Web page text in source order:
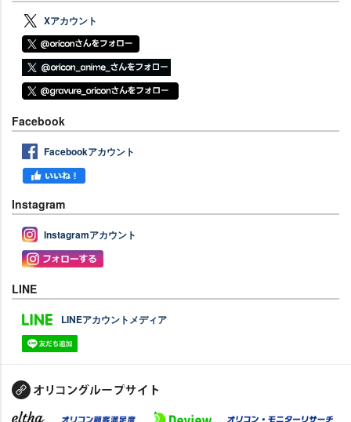
Xアカウント
Facebook
Facebookアカウント
Instagram
Instagramアカウント
LINE
LINEアカウントメディア